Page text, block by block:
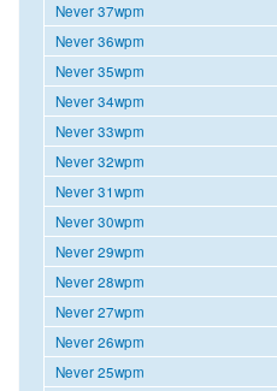
Never 37wpm
Never 36wpm
Never 35wpm
Never 34wpm
Never 33wpm
Never 32wpm
Never 31wpm
Never 30wpm
Never 29wpm
Never 28wpm
Never 27wpm
Never 26wpm
Never 25wpm